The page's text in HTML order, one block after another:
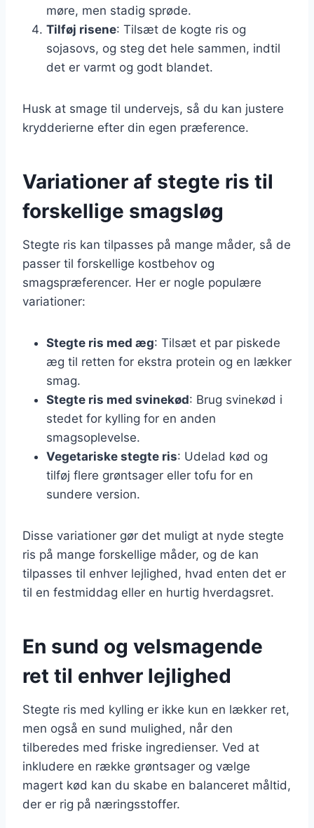
møre, men stadig sprøde.
Tilføj risene: Tilsæt de kogte ris og
sojasovs, og steg det hele sammen, indtil
det er varmt og godt blandet.
Husk at smage til undervejs, så du kan justere
krydderierne efter din egen præference.
Variationer af stegte ris til
forskellige smagsløg
Stegte ris kan tilpasses på mange måder, så de
passer til forskellige kostbehov og
smagspræferencer. Her er nogle populære
variationer:
Stegte ris med æg: Tilsæt et par piskede
æg til retten for ekstra protein og en lækker
smag.
Stegte ris med svinekød: Brug svinekød i
stedet for kylling for en anden
smagsoplevelse.
Vegetariske stegte ris: Udelad kød og
tilføj flere grøntsager eller tofu for en
sundere version.
Disse variationer gør det muligt at nyde stegte
ris på mange forskellige måder, og de kan
tilpasses til enhver lejlighed, hvad enten det er
til en festmiddag eller en hurtig hverdagsret.
En sund og velsmagende
ret til enhver lejlighed
Stegte ris med kylling er ikke kun en lækker ret,
men også en sund mulighed, når den
tilberedes med friske ingredienser. Ved at
inkludere en række grøntsager og vælge
magert kød kan du skabe en balanceret måltid,
der er rig på næringsstoffer.